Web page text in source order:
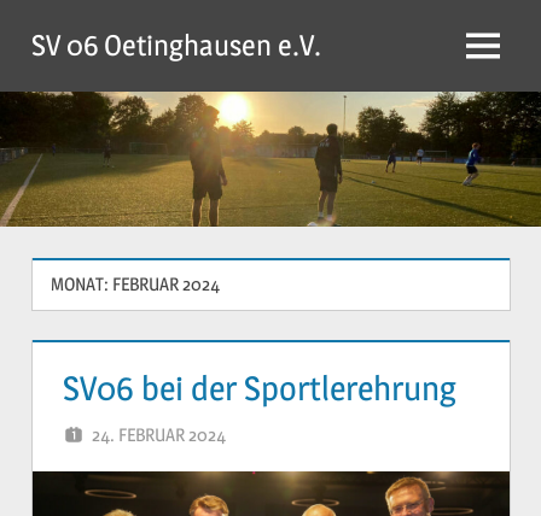
Inhalt
springen
SV 06 Oetinghausen e.V. Menü
MONAT: FEBRUAR 2024
SV06 bei der Sportlerehrung
24. FEBRUAR 2024